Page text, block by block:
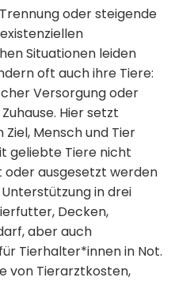
oder steigende
Situationen leiden
oft auch ihre Tiere:
Versorgung oder
Hier setzt
Ziel, Mensch und Tier
geliebte Tiere nicht
ausgesetzt werden
in drei
Decken,
aber auch
Tierhalter*innen in Not.
von Tierarztkosten,